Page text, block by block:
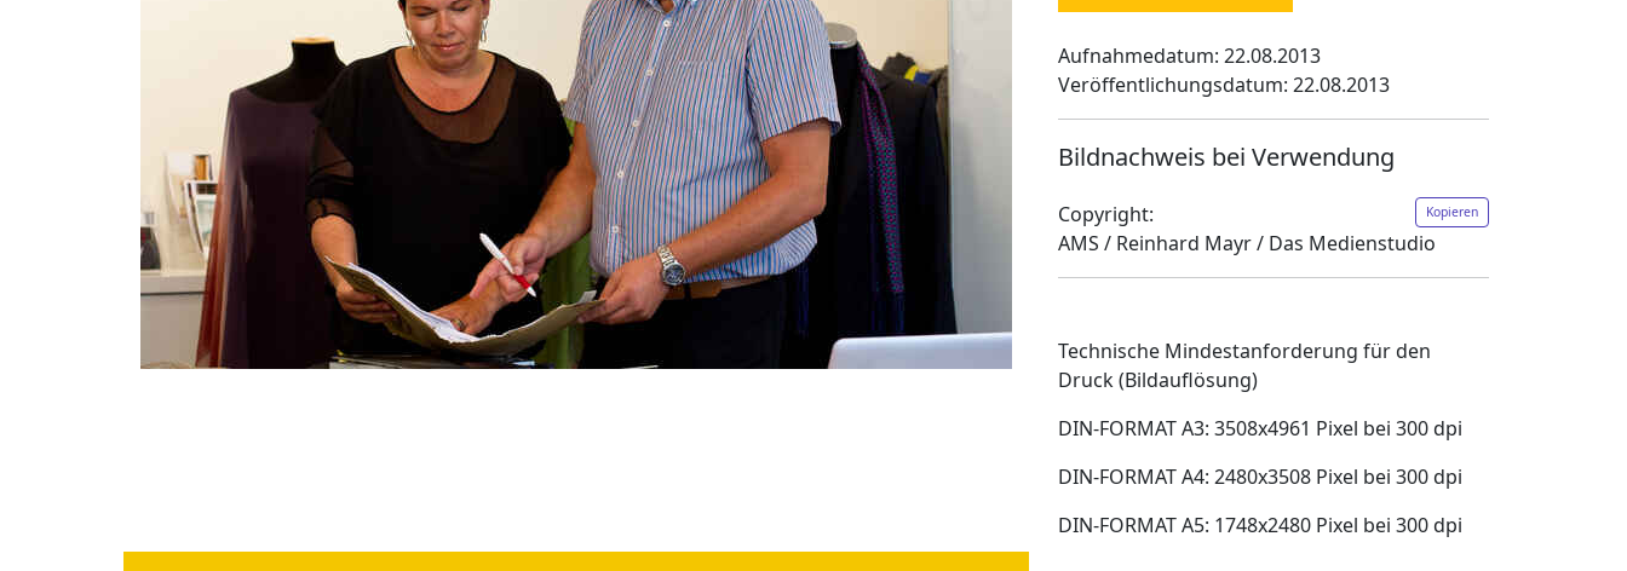
Aufnahmedatum: 22.08.2013
Veröffentlichungsdatum: 22.08.2013
Bildnachweis bei Verwendung
Copyright: Kopieren
AMS / Reinhard Mayr / Das Medienstudio
Technische Mindestanforderung für den
Druck (Bildauflösung)
DIN-FORMAT A3: 3508x4961 Pixel bei 300 dpi
DIN-FORMAT A4: 2480x3508 Pixel bei 300 dpi
DIN-FORMAT A5: 1748x2480 Pixel bei 300 dpi